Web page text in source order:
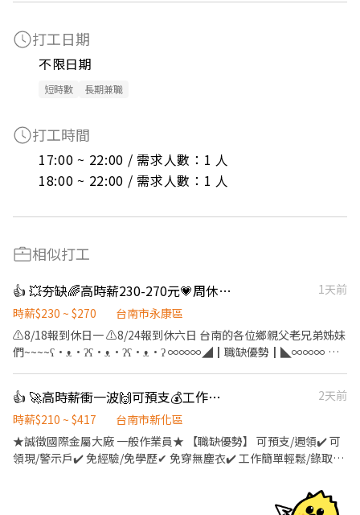
打工日期
不限日期
短時數 長期兼職
打工時間
17:00 ~ 22:00 / 需求人數：1 人
18:00 ~ 22:00 / 需求人數：1 人
相似打工
👍 💥夯缺🌈高時薪230-270元💗周休二日見紅休💰餐費津貼✔️三節獎金✔️免費交通車
1天前
時薪$230 ~ $270
台南市永康區
⚠️8/18報到休日一 ⚠️8/24報到休六日 台南的各位鄉親父老兄弟姊妹
們~~~~ʕ•ᴥ•ʔʕ•ᴥ•ʔʕ•ᴥ•ʔ ∞∞∞◢┃職缺優勢┃◣∞∞∞ 😁
缺介紹┃◣∞∞∞ 📍工作地點:台南市新市區堤塘港路.號 💼工作內
容: ▶️GPS(定位系統)及通訊產品 產品組裝、包裝與測試 生產線SMT
機台操作 ⏰上班時間: ⛅日班：08:00-17:00，加班17:30-19:30 (加
班費另計)。薪資：時薪230元【休假制度】：週休六日 🌜夜班：
20:00-05:00，加班05:30-07:30 (加班費另計)。薪資：時薪270元
👍 🚀高時薪衝一波🙌可預支💰工作簡單/班別任選🌟立即上班✅
2天前
時薪$210 ~ $417
台南市新化區
★誠徵國際金屬大廠 一般作業員★ 【職缺優勢】 可預支/週領✔️ 可
領現/警示戶✔️ 免經驗/免學歷✔ 免穿無塵衣✔️ 工作簡單輕鬆/錄取率
容】 ✅金屬零件檢驗 ✅鎖螺絲 ✅表面加工 ✅處理相關製程 （會依能